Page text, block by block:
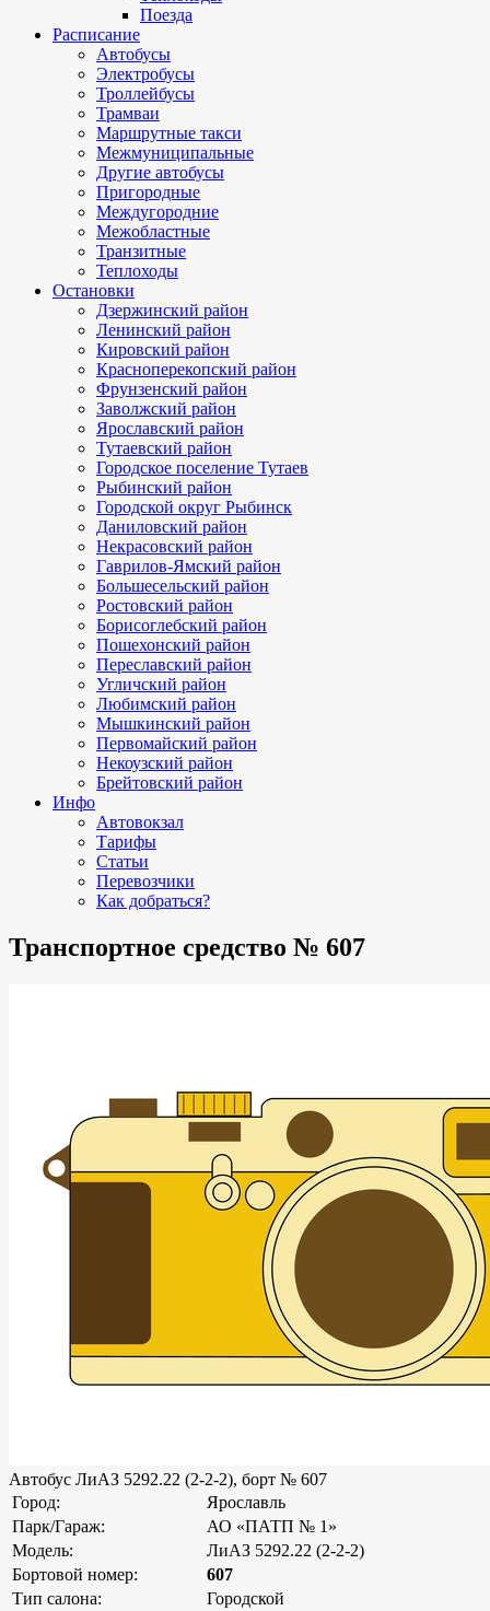
Поезда
Расписание
Автобусы
Электробусы
Троллейбусы
Трамваи
Маршрутные такси
Межмуниципальные
Другие автобусы
Пригородные
Междугородние
Межобластные
Транзитные
Теплоходы
Остановки
Дзержинский район
Ленинский район
Кировский район
Красноперекопский район
Фрунзенский район
Заволжский район
Ярославский район
Тутаевский район
Городское поселение Тутаев
Рыбинский район
Городской округ Рыбинск
Даниловский район
Некрасовский район
Гаврилов-Ямский район
Большесельский район
Ростовский район
Борисоглебский район
Пошехонский район
Переславский район
Угличский район
Любимский район
Мышкинский район
Первомайский район
Некоузский район
Брейтовский район
Инфо
Автовокзал
Тарифы
Статьи
Перевозчики
Как добраться?
Транспортное средство № 607
Автобус ЛиАЗ 5292.22 (2-2-2), борт № 607
Город:
Ярославль
Парк/Гараж:
АО «ПАТП № 1»
Модель:
ЛиАЗ 5292.22 (2-2-2)
Бортовой номер:
607
Тип салона:
Городской